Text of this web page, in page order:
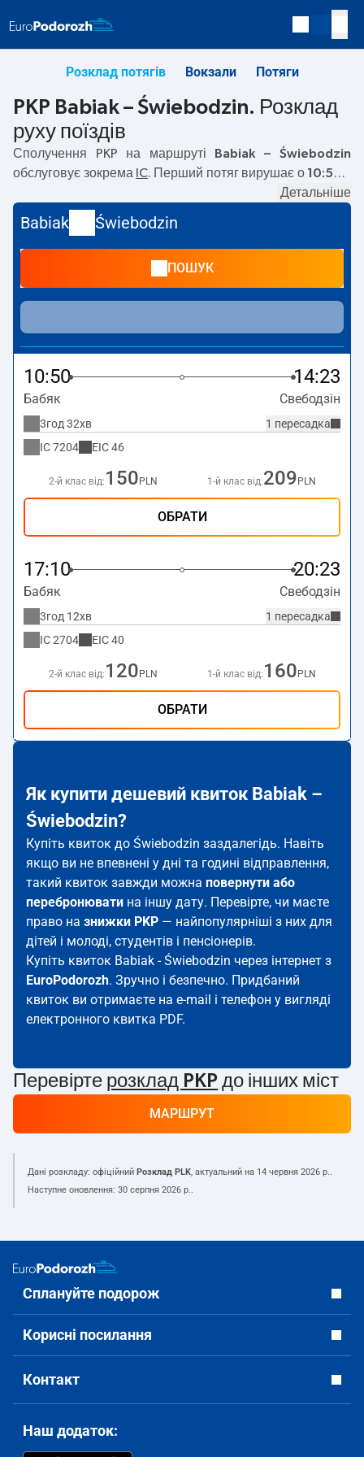
Розклад потягів Вокзали Потяги
PKP Babiak – Świebodzin. Розклад
руху поїздів
Сполучення PKP на маршруті
Babiak – Świebodzin
обслуговує зокрема IC . Перший потяг вирушає о 10:50з
курсують також інші потяги:
квитка і зазвичай довший час подорожі. Потяг завершує
маршрут на станції Świebodzin.
Детальніше
Babiak Świebodzin
ПОШУК
10:50 14:23
Бабяк Свебодзін
1 пересадка
3год 32хв
IC7204 EIC46
2-й клас від: 150 PLN 1-й клас від:209 PLN
ОБРАТИ
17:10 20:23
Бабяк Свебодзін
1 пересадка
3год 12хв
IC2704 EIC40
2-й клас від: 120 PLN 1-й клас від: 160 PLN
ОБРАТИ
Як купити дешевий квиток Babiak –
Świebodzin?
Купіть квиток до Świebodzin заздалегідь. Навіть
якщо ви не впевнені у дні та годині відправлення,
такий квиток завжди можна повернути або
перебронювати на іншу дату. Перевірте, чи маєте
право на знижки PKP — найпопулярніші з них для
дітей і молоді, студентів і пенсіонерів.
Купіть квиток Babiak - Świebodzin через інтернет з
EuroPodorozh. Зручно і безпечно. Придбаний
квиток ви отримаєте на e-mail і телефон у вигляді
електронного квитка PDF.
Перевірте розклад PKP до інших міст
МАРШРУТ
Дані розкладу: офіційний Розклад PLK, актуальний на 14 червня 2026 р..
Наступне оновлення: 30 серпня 2026 р..
Сплануйте подорож
Корисні посилання
Контакт
Наш додаток: